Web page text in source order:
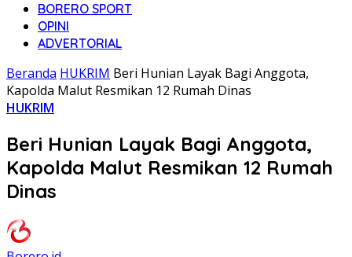
BORERO SPORT
OPINI
ADVERTORIAL
Beranda HUKRIM Beri Hunian Layak Bagi Anggota,
Kapolda Malut Resmikan 12 Rumah Dinas
HUKRIM
Beri Hunian Layak Bagi Anggota,
Kapolda Malut Resmikan 12 Rumah
Dinas